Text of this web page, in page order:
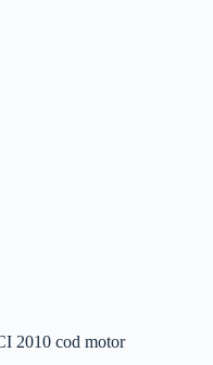
2010 cod motor